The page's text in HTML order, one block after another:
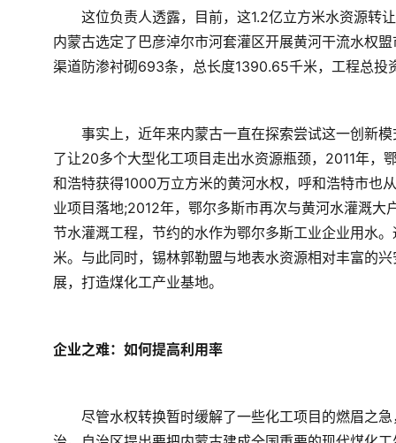
这位负责人透露，目前，这1.2亿立方米水资源转
内蒙古选定了巴彦淖尔市河套灌区开展黄河干流水权
渠道防渗衬砌693条，总长度1390.65千米，工程总
事实上，近年来内蒙古一直在探索尝试这一创新模
了让20多个大型化工项目走出水资源瓶颈，2011年，
和浩特获得1000万立方米的黄河水权，呼和浩特市也
业项目落地;2012年，鄂尔多斯市再次与黄河水灌溉
节水灌溉工程，节约的水作为鄂尔多斯工业企业用水
米。与此同时，锡林郭勒盟与地表水资源相对丰富的
展，打造煤化工产业基地。
企业之难：如何提高利用率
尽管水权转换暂时缓解了一些化工项目的燃眉之急